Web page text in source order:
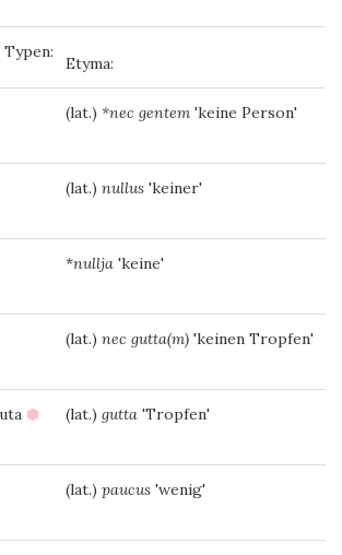
Etyma:
(lat.) *nec gentem 'keine Person'
(lat.) nullus 'keiner'
*nullja 'keine'
(lat.) nec gutta(m) 'keinen Tropfen'
⬢ (lat.) gutta 'Tropfen'
(lat.) paucus 'wenig'